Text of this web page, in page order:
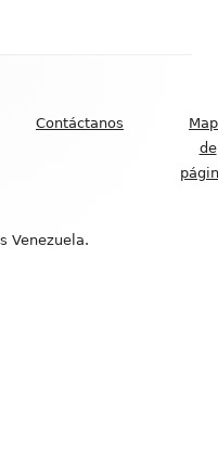
Contáctanos
de
Venezuela.